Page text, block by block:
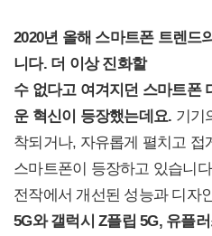
2020년 올해 스마트폰 트렌드
니다. 더 이상 진화할
수 없다고 여겨지던 스마트폰
운 혁신이 등장했는데요. 기기
착되거나, 자유롭게 펼치고 접
스마트폰이 등장하고 있습니
전작에서 개선된 성능과 디자
5G와 갤럭시 Z플립 5G, 유플